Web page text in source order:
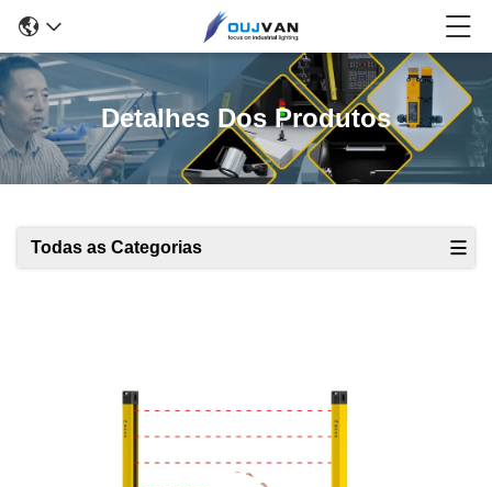
Detalhes Dos Produtos
Todas as Categorias